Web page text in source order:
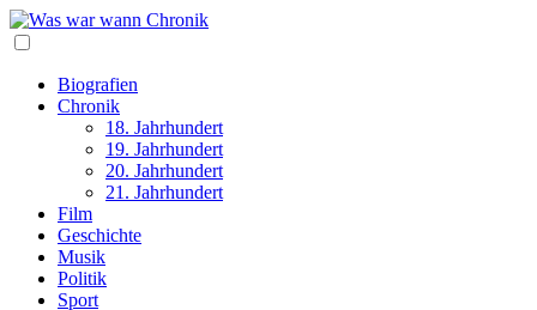
Biografien
Chronik
18. Jahrhundert
19. Jahrhundert
20. Jahrhundert
21. Jahrhundert
Film
Geschichte
Musik
Politik
Sport